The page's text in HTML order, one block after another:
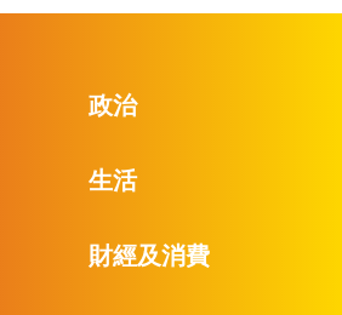
政治
生活
財經及消費